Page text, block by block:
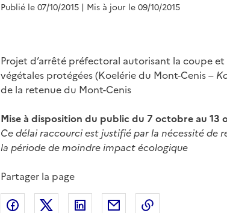
Publié le 07/10/2015 | Mis à jour le 09/10/2015
Projet d’arrêté préfectoral autorisant la coupe
végétales protégées (Koelérie du Mont-Cenis –
de la retenue du Mont-Cenis
Mise à disposition du public du 7 octobre au 13
Ce délai raccourci est justifié par la nécessité
la période de moindre impact écologique
Partager la page
Partager sur Facebook
Partager sur XPartager sur LinkedIn
Partager par email